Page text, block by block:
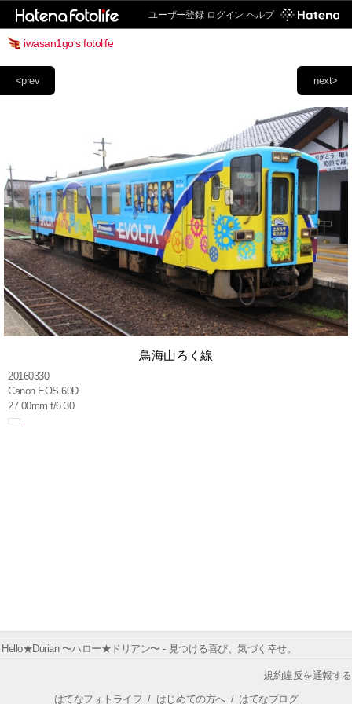
ユーザー登録 ログイン ヘルプ
iwasan1go's fotolife
next>
<prev
鳥海山ろく線
20160330
Canon EOS 60D
27.00mm f/6.30
Hello★Durian 〜ハロー★ドリアン〜 - 見つける喜び、気づく幸せ。
規約違反を通報する
はてなフォトライフ / はじめての方へ/ はてなブログ